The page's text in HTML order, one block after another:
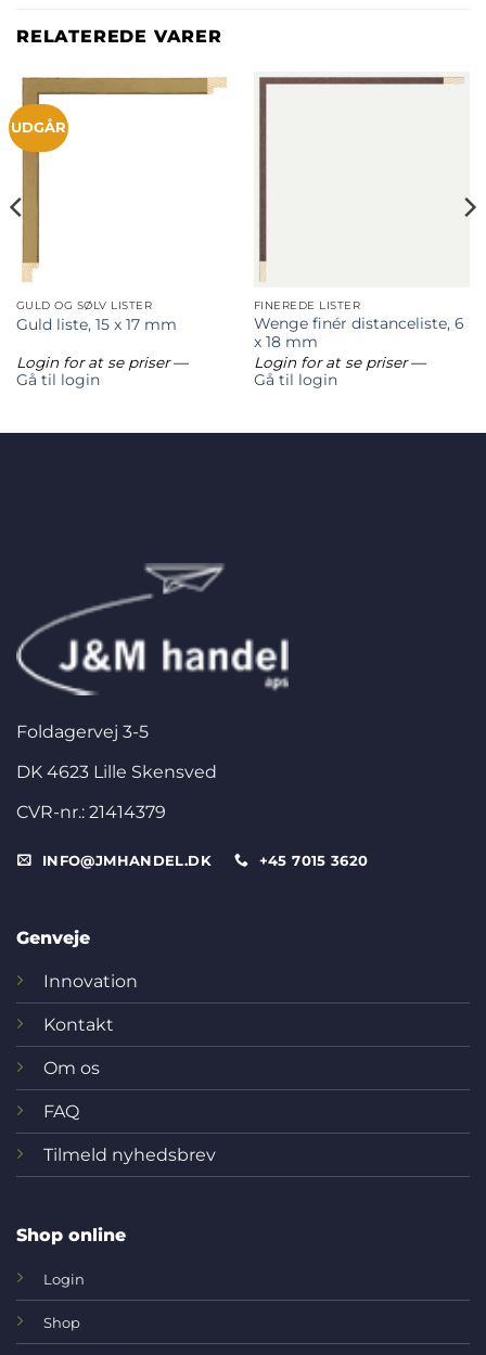
RELATEREDE VARER
UDGÅR
GULD OG SØLV LISTER
Guld liste, 15 x 17 mm
Login for at se priser—
Gå til login
FINEREDE LISTER
Wenge finér distanceliste, 6
x 18 mm
Login for at se priser—
Gå til login
Foldagervej 3-5
DK 4623 Lille Skensved
CVR-nr.: 21414379
INFO@JMHANDEL.DK +45 7015 3620
Genveje
Innovation
Kontakt
Om os
FAQ
Tilmeld nyhedsbrev
Shop online
Login
Shop